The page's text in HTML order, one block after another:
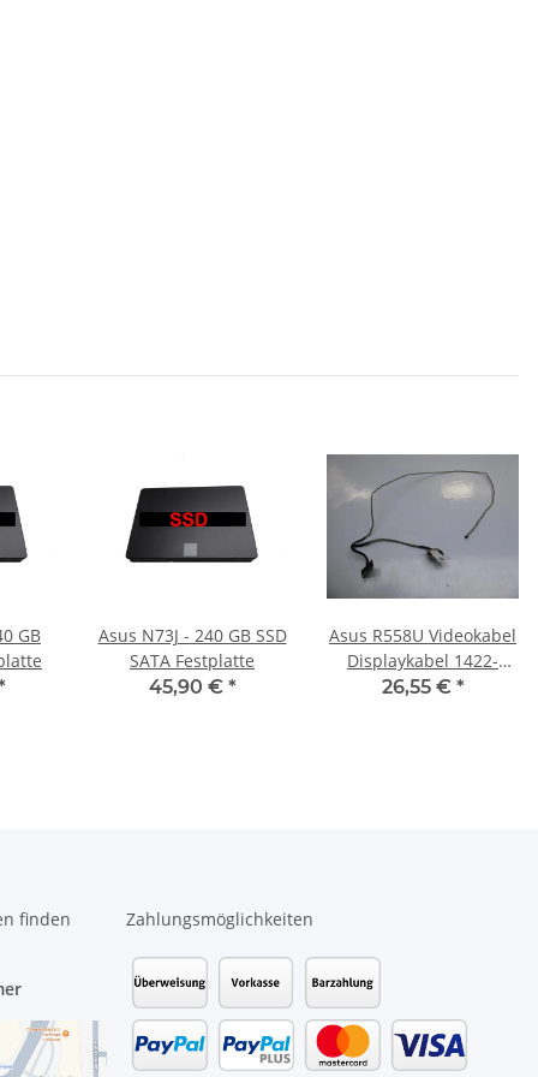
GB
Asus N73J - 240 GB SSD
SATA Festplatte
45,90 € *
Asus R558U Videokabel
Displaykabel 1422-
02590AS #4174
26,55 € *
finden
Zahlungsmöglichkeiten